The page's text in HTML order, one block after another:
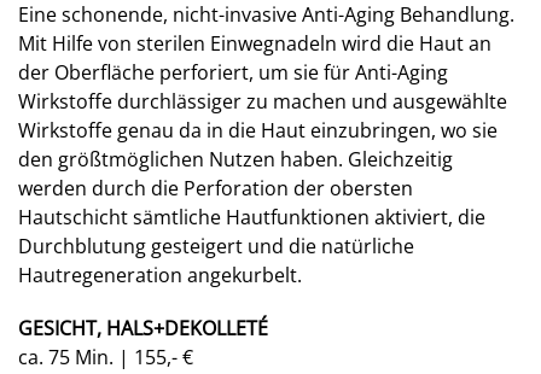
Eine schonende, nicht-invasive Anti-Aging Behandlung.
Mit Hilfe von sterilen Einwegnadeln wird die Haut an
der Oberfläche perforiert, um sie für Anti-Aging
Wirkstoffe durchlässiger zu machen und ausgewählte
Wirkstoffe genau da in die Haut einzubringen, wo sie
den größtmöglichen Nutzen haben. Gleichzeitig
werden durch die Perforation der obersten
Hautschicht sämtliche Hautfunktionen aktiviert, die
Durchblutung gesteigert und die natürliche
Hautregeneration angekurbelt.
GESICHT, HALS+DEKOLLETÉ
ca. 75 Min. | 155,- €